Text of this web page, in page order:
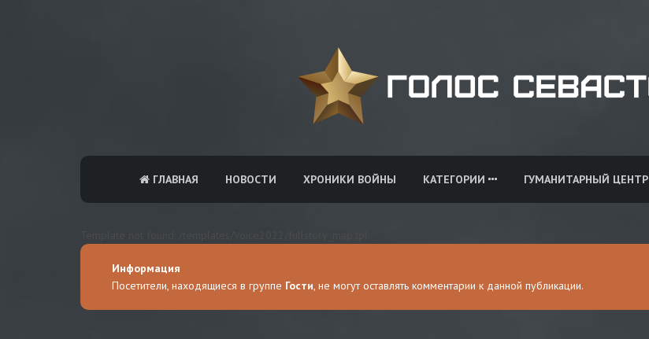
ГЛАВНАЯ НОВОСТИ ХРОНИКИ ВОЙНЫ КАТЕГОРИИ ГУМАНИТАРНЫЙ ЦЕНТР
Информация
Посетители, находящиеся в группе Гости, не могут оставлять комментарии к данной публикации.